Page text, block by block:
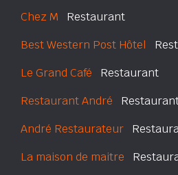
Chez M Restaurant
Best Western Post Hôtel
Le Grand Café Restaurant
Restaurant André
André Restaurateur
La maison de maitre